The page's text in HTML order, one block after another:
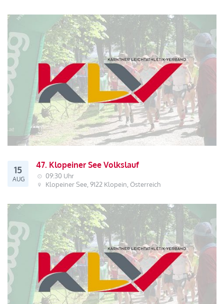
15
AUG
47. Klopeiner See Volkslauf
09:30 Uhr
Klopeiner See, 9122 Klopein, Österreich